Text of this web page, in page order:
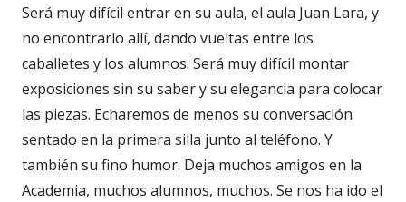
Será muy difícil entrar en su aula, el aula Juan Lara, y
no encontrarlo allí, dando vueltas entre los
caballetes y los alumnos. Será muy difícil montar
exposiciones sin su saber y su elegancia para colocar
las piezas. Echaremos de menos su conversación
sentado en la primera silla junto al teléfono. Y
también su fino humor. Deja muchos amigos en la
Academia, muchos alumnos, muchos. Se nos ha ido el